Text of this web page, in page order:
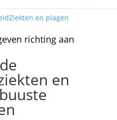
Ziekten en plagen
richting aan
en